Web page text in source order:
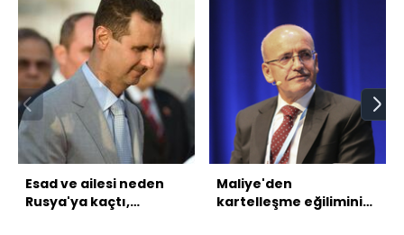
Esad ve ailesi neden
Rusya'ya kaçtı,
Maliye'den
kartelleşme eğiliminin